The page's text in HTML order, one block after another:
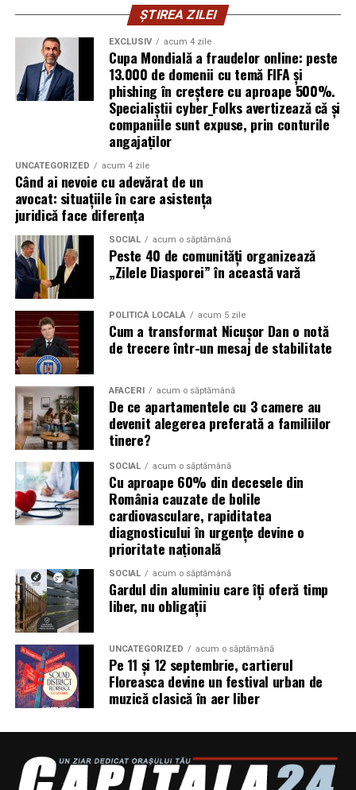
Procedeul AREC este recomandat pentru:
Copii și adulți cuastm bronșic
Persoane cubronșite cronice, alergii
respiratorii
Pacienți post-infecţii respiratorii acute care încă au
sechele (secreţii, dificultăţi de respiraţie)
Persoane care doresc să reducă consumul de
medicamente respiratorii
Cei care caută terapii naturale, fără efecte adverse
puternice și în medii controlate
Cum să începi terapia la
Respysal
Contact și programare– te poţi programa prin
site-ul nostru sau telefonic. Adresa în Oradea,
Strada Camille Flammarion nr. 2A, bloc AN11, ap. 16.
Evaluare inițială– anamneză, istoricul medical,
evaluarea simptomelor respiratorii.
Plan de tratament– se stabilesc numărul de
ședinţe recomandate (de exemplu 20 pentru un
curs complet în cazul astmului).
Ședințe de inhalare în camera AREC– participi la
ședințe regulate, inhalezi aer cu particule de sare
Monitorizare și ajustare– evaluări periodice
pentru a măsura ameliorările și ajustarea
tratamentului dacă este necesar.
De ce să alegiRespysal
Suntem specializați în terapia respiratorie prin sare,
folosindprocedeu brevetat AREC, cu dovezi
Atât
copii
, cât și adulți pot beneficia de ameliorări
ȘTIREA ZILEI
EXCLUSIV acum 4 zile
Cupa Mondială a fraudelor online: peste
13.000 de domenii cu temă FIFA și
phishing în creștere cu aproape 500%.
Specialiștii cyber_Folks avertizează că și
companiile sunt expuse, prin conturile
angajaților
UNCATEGORIZED acum 4 zile
Când ai nevoie cu adevărat de un
avocat: situațiile în care asistența
juridică face diferența
SOCIAL acum o săptămână
Peste 40 de comunități organizează
„Zilele Diasporei” în această vară
POLITICĂ LOCALĂ acum 5 zile
Cum a transformat Nicușor Dan o notă
de trecere într-un mesaj de stabilitate
AFACERI acum o săptămână
De ce apartamentele cu 3 camere au
devenit alegerea preferată a familiilor
tinere?
SOCIAL acum o săptămână
Cu aproape 60% din decesele din
România cauzate de bolile
cardiovasculare, rapiditatea
diagnosticului în urgențe devine o
prioritate națională
SOCIAL acum o săptămână
Gardul din aluminiu care îți oferă timp
liber, nu obligații
UNCATEGORIZED acum o săptămână
Pe 11 și 12 septembrie, cartierul
Floreasca devine un festival urban de
muzică clasică în aer liber